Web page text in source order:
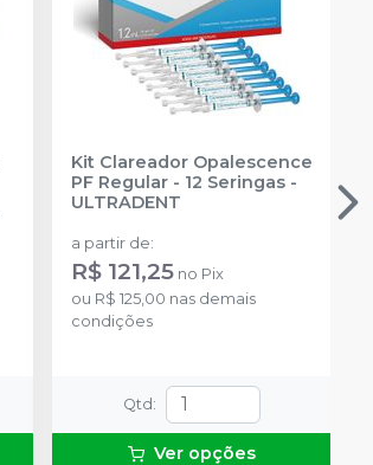
Kit Clareador Opalescence
PF Regular - 12 Seringas-
ULTRADENT
a partir de:
R$ 121,25 no Pix
ou R$ 125,00 nas demais
condições
Qtd :
Ver opções